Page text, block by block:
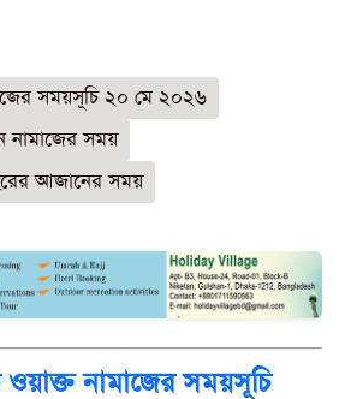
সময়সূচি ২০ মে ২০২৬
নামাজের সময়
আজানের সময়
ওয়াক্ত নামাজের সময়সূচি